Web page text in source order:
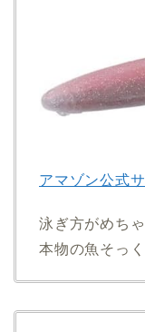
アマゾン公式
泳ぎ方がめち
本物の魚そっく